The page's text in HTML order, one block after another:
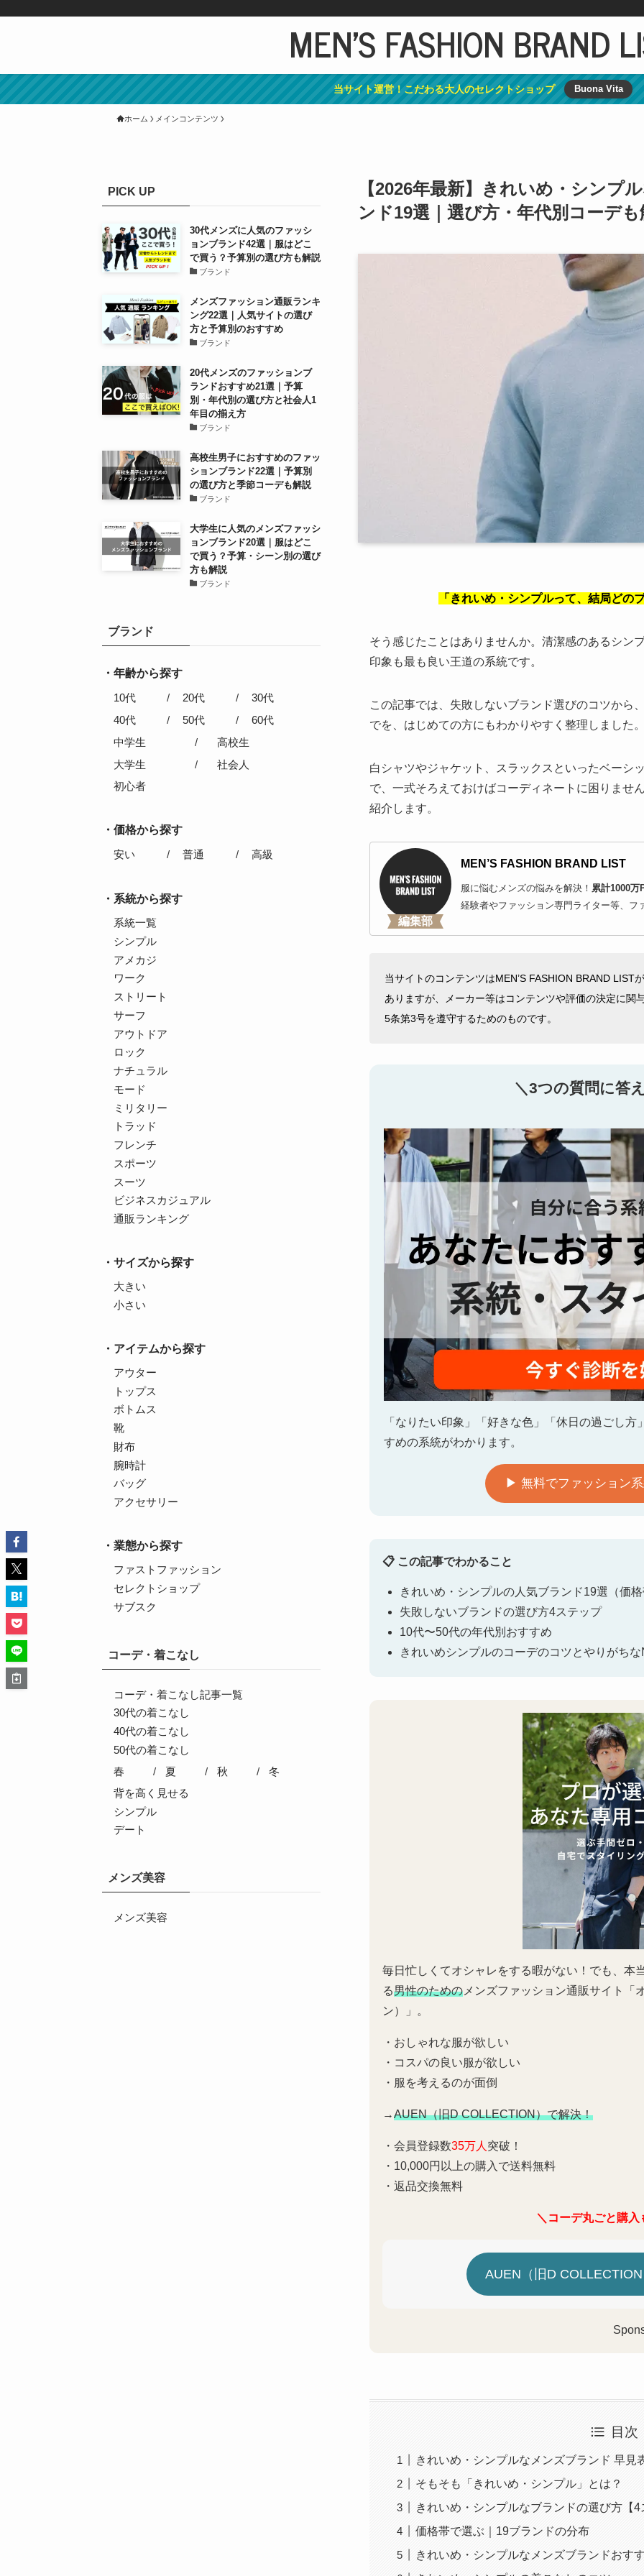
MEN'S FASHION BRAND
当サイト運営！こだわる大人のセレクトショップ Buona Vita
ホーム メインコンテンツ
【2026年最新】きれいめ・シンプ
ンド19選｜選び方・年代別コーデも
「きれいめ・シンプルって、結局どの
そう感じたことはありませんか。清潔感のあるシン
印象も最も良い王道の系統です。
この記事では、失敗しないブランド選びのコツから
でを、はじめての方にもわかりやすく整理しました
白シャツやジャケット、スラックスといったベーシ
で、一式そろえておけばコーディネートに困りませ
紹介します。
編集部
MEN’S FASHION BRAND LIST
服に悩むメンズの悩みを解決！ 累計1000万
経験者やファッション専門ライター等、フ
当サイトのコンテンツはMEN’S FASHION BRAND LIST
ありますが、メーカー等はコンテンツや評価の決定に関
5条第3号を遵守するためのものです。
＼3つの質問に答
「なりたい印象」「好きな色」「休日の過ごし
すめの系統がわかります。
▶ 無料でファッション
📋 この記事でわかること
きれいめ・シンプルの人気ブランド19選（価
失敗しないブランドの選び方4ステップ
10代〜50代の年代別おすすめ
きれいめシンプルのコーデのコツとやりがちな
毎日忙しくてオシャレをする暇がない！でも、本
る男性のための メンズファッション通販サイト「
ン）」。
・おしゃれな服が欲しい
・コスパの良い服が欲しい
・服を考えるのが面倒
→AUEN（旧D COLLECTION）で解決！
・会員登録数35万人 突破！
・10,000円以上の購入で送料無料
・返品交換無料
＼コーデ丸ごと購入
AUEN（旧D
目次
きれいめ・シンプルなメンズブランド 早見
そもそも「きれいめ・シンプル」とは？
きれいめ・シンプルなブランドの選び方【4
価格帯で選ぶ｜19ブランドの分布
きれいめ・シンプルなメンズブランドおす
PICK UP
30代メンズに人気のファッシ
ョンブランド42選｜服はどこ
で買う？予算別の選び方も解説
ブランド
メンズファッション通販ランキ
ング22選｜人気サイトの選び
方と予算別のおすすめ
ブランド
20代メンズのファッションブ
ランドおすすめ21選｜予算
別・年代別の選び方と社会人1
年目の揃え方
ブランド
高校生男子におすすめのファッ
ションブランド22選｜予算別
の選び方と季節コーデも解説
ブランド
大学生に人気のメンズファッシ
ョンブランド20選｜服はどこ
で買う？予算・シーン別の選び
方も解説
ブランド
ブランド
年齢から探す
10代
20代
30代
40代
50代
60代
中学生
高校生
大学生
社会人
初心者
価格から探す
安い
普通 高級
系統から探す
系統一覧
シンプル
アメカジ
ワーク
ストリート
サーフ
アウトドア
ロック
ナチュラル
モード
ミリタリー
トラッド
フレンチ
スポーツ
スーツ
ビジネスカジュアル
通販ランキング
サイズから探す
大きい
小さい
アイテムから探す
アウター
トップス
ボトムス
靴
財布
腕時計
バッグ
アクセサリー
業態から探す
ファストファッション
セレクトショップ
サブスク
コーデ・着こなし
コーデ・着こなし記事一覧
30代の着こなし
40代の着こなし
50代の着こなし
春
夏 秋
冬
背を高く見せる
シンプル
デート
メンズ美容
メンズ美容